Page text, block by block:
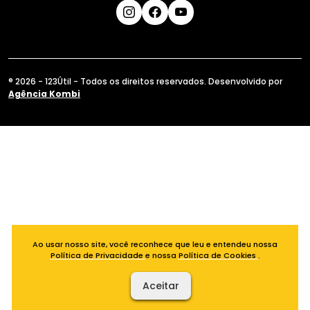
® 2026 - 123Útil - Todos os direitos reservados. Desenvolvido por
Agência Kombi
Ao usar nosso site, você reconhece que leu e entendeu nossa
Política de Privacidade e nossa Política de Cookies .
Aceitar